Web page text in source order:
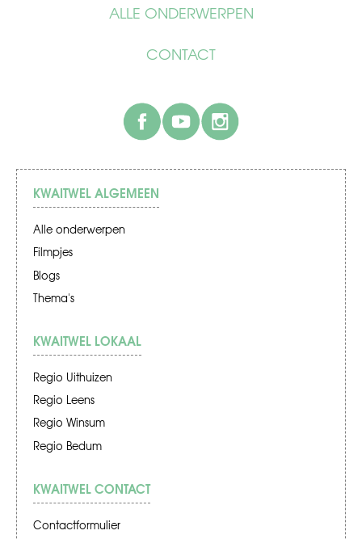
ALLE ONDERWERPEN
CONTACT
facebook
KWAITWEL ALGEMEEN
Alle onderwerpen
Filmpjes
Blogs
Thema's
KWAITWEL LOKAAL
Regio Uithuizen
Regio Leens
Regio Winsum
Regio Bedum
KWAITWEL CONTACT
Contactformulier